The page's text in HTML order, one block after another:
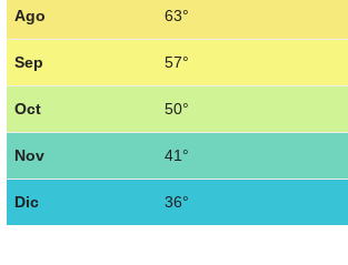
Ago 63°
Sep 57°
Oct 50°
Nov 41°
Dic 36°